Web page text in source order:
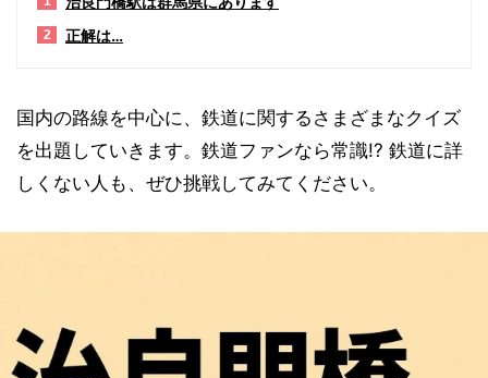
2 正解は…
国内の路線を中心に、鉄道に関するさまざまなクイズ
を出題していきます。鉄道ファンなら常識!? 鉄道に詳
しくない人も、ぜひ挑戦してみてください。